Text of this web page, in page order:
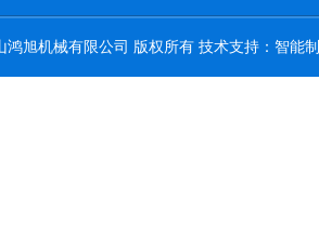
鸿旭机械有限公司 版权所有 技术支持： 智能